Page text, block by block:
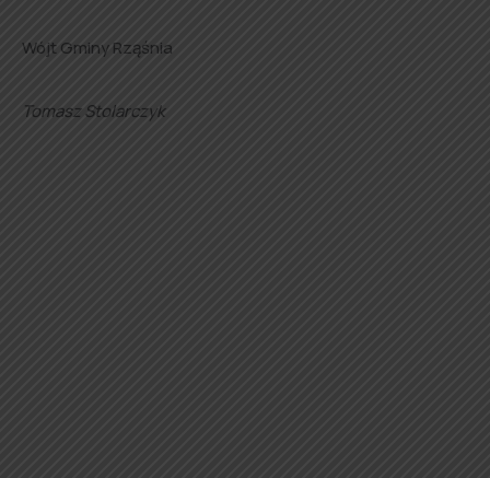
Wójt Gminy Rząśnia
Tomasz Stolarczyk